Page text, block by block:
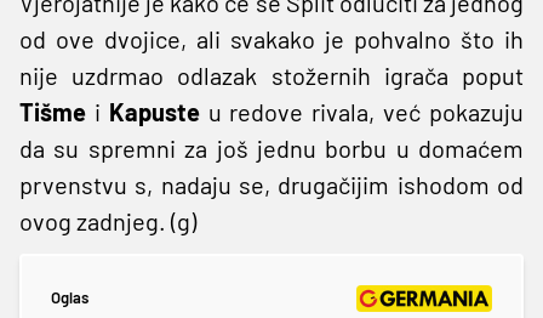
od ove dvojice, ali svakako je pohvalno što ih
nije uzdrmao odlazak stožernih igrača poput
Tišme i Kapuste u redove rivala, već pokazuju
da su spremni za još jednu borbu u domaćem
prvenstvu s, nadaju se, drugačijim ishodom od
ovog zadnjeg. (g)
Oglas